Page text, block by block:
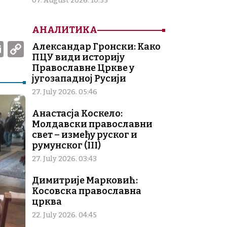
E
m
ai
l
C
o
p
y
Li
n
k
АНАЛИТИКА
Александар Гронски: Како
ПЦУ види историју
Православне Цркве у
југозападној Русији
27. July 2026. 05:46
Анастасја Коскело:
Молдавски православни
свет – између руског и
румунског (III)
27. July 2026. 03:43
Димитрије Марковић:
Косовска православна
црква
22. July 2026. 04:45